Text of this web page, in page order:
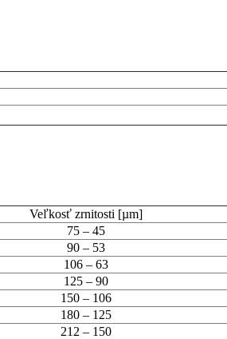
Veľkosť zrnitosti [µm]
75 – 45
90 – 53
106 – 63
125 – 90
150 – 106
180 – 125
212 – 150